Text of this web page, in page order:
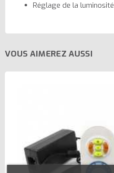
Réglage de la luminosité
VOUS AIMEREZ AUSSI